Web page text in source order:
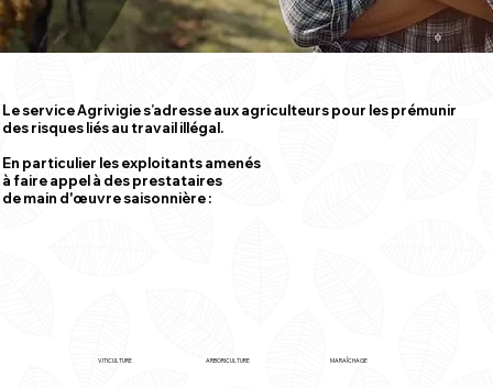
ARBORICULTURE
VITICULTURE MARAÎCHAGE
Le service Agrivigie s’adresse aux agriculteurs pour les prémunir
des risques liés au travail illégal.
En particulier les exploitants amenés
à faire appel à des prestataires
de main d'œuvre saisonnière :